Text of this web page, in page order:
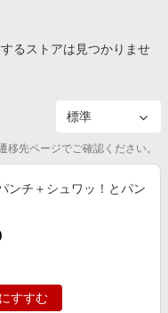
るストアは見つかりませ
先ページでご確認ください。
ンチ＋シュワッ！とパン
すすむ